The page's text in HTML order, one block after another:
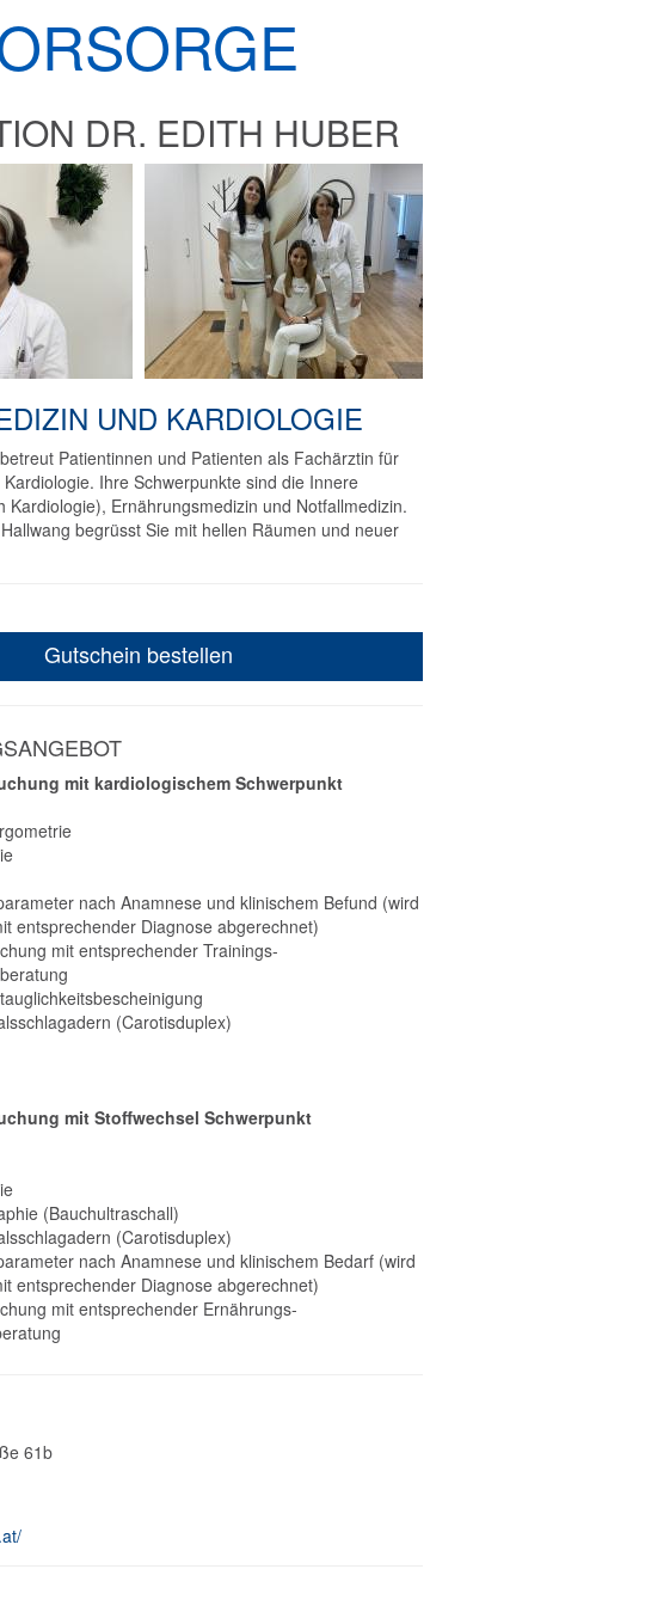
DR. EDITH HUBER
UND KARDIOLOGIE
Patientinnen und Patienten als Fachärztin für
Ihre Schwerpunkte sind die Innere
Kardiologie), Ernährungsmedizin und Notfallmedizin.
begrüsst Sie mit hellen Räumen und neuer
Gutschein bestellen
mit kardiologischem Schwerpunkt
nach Anamnese und klinischem Befund (wird
entsprechender Diagnose abgerechnet)
mit entsprechender Trainings-
(Carotisduplex)
mit Stoffwechsel Schwerpunkt
(Bauchultraschall)
(Carotisduplex)
nach Anamnese und klinischem Bedarf (wird
entsprechender Diagnose abgerechnet)
mit entsprechender Ernährungs-
61b